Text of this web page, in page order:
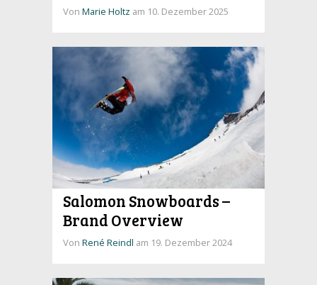
Von Marie Holtz am 10. Dezember 2025
Salomon Snowboards –
Brand Overview
Von René Reindl am 19. Dezember 2024